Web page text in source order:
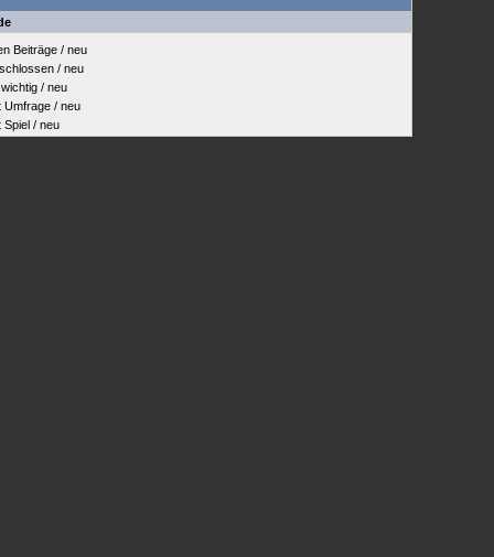
Beiträge / neu
/ neu
/ neu
/ neu
/ neu